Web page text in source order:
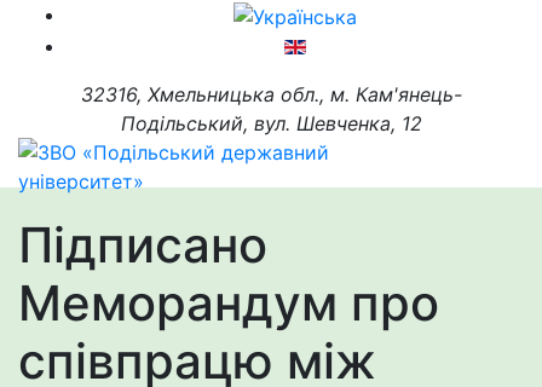
32316, Хмельницька обл., м. Кам'янець-
Подільський, вул. Шевченка, 12
Підписано
Меморандум про
співпрацю між